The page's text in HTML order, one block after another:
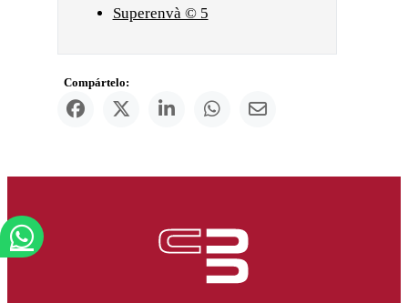
Superenvà © 5
Compártelo: